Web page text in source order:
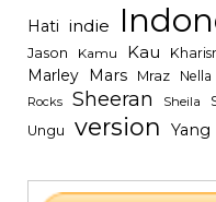
Hati indie
Jason Kamu Kau
Marley Mars Mraz Nella
Rocks Sheeran Sheila
Ungu version Yang